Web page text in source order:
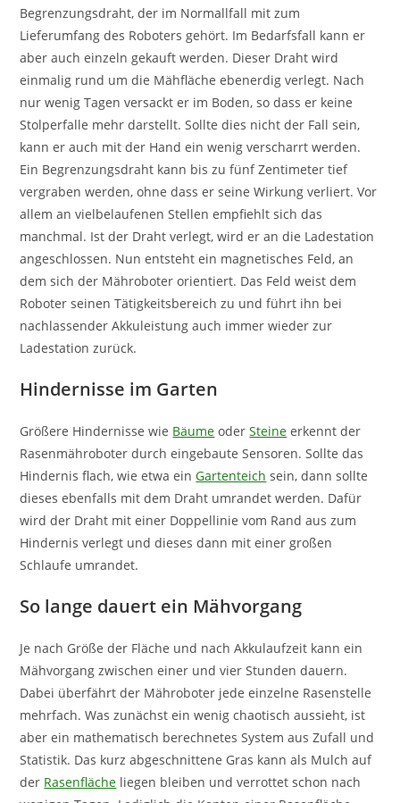
Begrenzungsdraht, der im Normallfall mit zum
Lieferumfang des Roboters gehört. Im Bedarfsfall kann er
aber auch einzeln gekauft werden. Dieser Draht wird
einmalig rund um die Mähfläche ebenerdig verlegt. Nach
nur wenig Tagen versackt er im Boden, so dass er keine
Stolperfalle mehr darstellt. Sollte dies nicht der Fall sein,
kann er auch mit der Hand ein wenig verscharrt werden.
Ein Begrenzungsdraht kann bis zu fünf Zentimeter tief
vergraben werden, ohne dass er seine Wirkung verliert. Vor
allem an vielbelaufenen Stellen empfiehlt sich das
manchmal. Ist der Draht verlegt, wird er an die Ladestation
angeschlossen. Nun entsteht ein magnetisches Feld, an
dem sich der Mähroboter orientiert. Das Feld weist dem
Roboter seinen Tätigkeitsbereich zu und führt ihn bei
nachlassender Akkuleistung auch immer wieder zur
Ladestation zurück.
Hindernisse im Garten
Größere Hindernisse wie Bäume oderSteine erkennt der
Rasenmähroboter durch eingebaute Sensoren. Sollte das
Hindernis flach, wie etwa einGartenteich sein, dann sollte
dieses ebenfalls mit dem Draht umrandet werden. Dafür
wird der Draht mit einer Doppellinie vom Rand aus zum
Hindernis verlegt und dieses dann mit einer großen
Schlaufe umrandet.
So lange dauert ein Mähvorgang
Je nach Größe der Fläche und nach Akkulaufzeit kann ein
Mähvorgang zwischen einer und vier Stunden dauern.
Dabei überfährt der Mähroboter jede einzelne Rasenstelle
mehrfach. Was zunächst ein wenig chaotisch aussieht, ist
aber ein mathematisch berechnetes System aus Zufall und
Statistik. Das kurz abgeschnittene Gras kann als Mulch auf
der Rasenfläche liegen bleiben und verrottet schon nach